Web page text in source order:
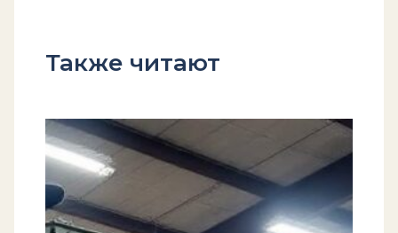
Также читают